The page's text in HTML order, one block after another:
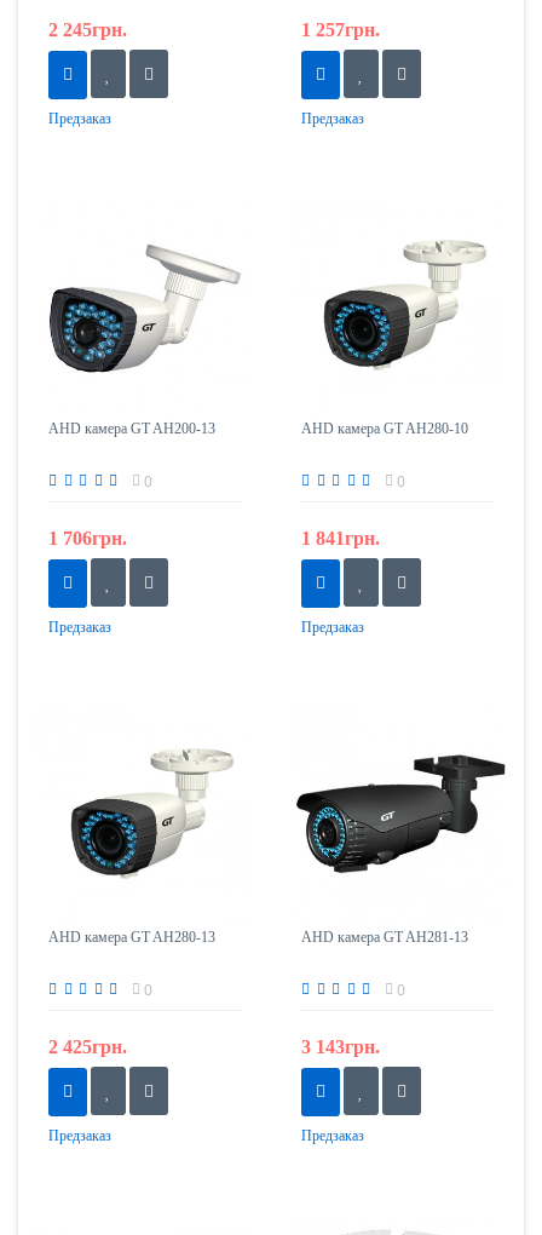
2 245грн.
Предзаказ
1 257грн.
Предзаказ
AHD камера GT AH200-13
0
1 706грн.
Предзаказ
AHD камера GT AH280-10
0
1 841грн.
Предзаказ
AHD камера GT AH280-13
0
2 425грн.
Предзаказ
AHD камера GT AH281-13
0
3 143грн.
Предзаказ